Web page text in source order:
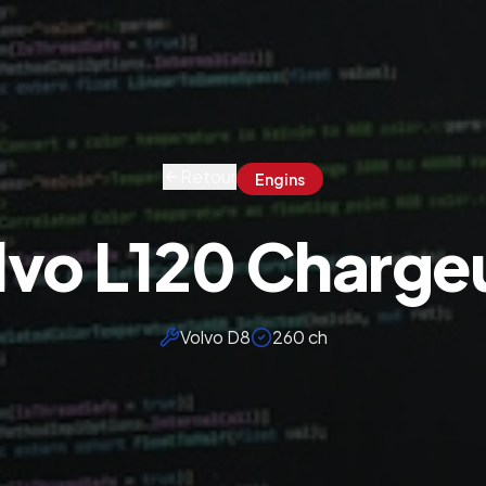
Engins
L120
Volvo D8 260 ch